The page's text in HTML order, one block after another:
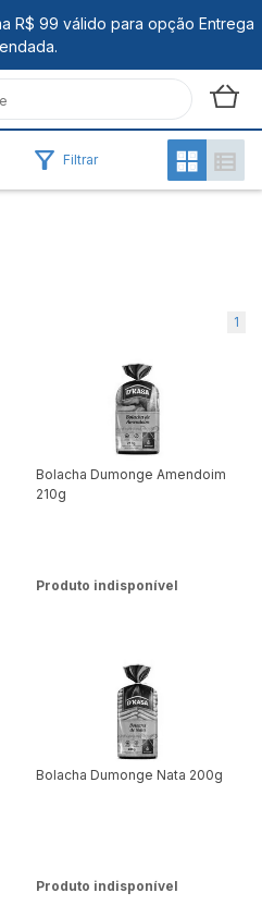
Filtrar
1
Bolacha Dumonge Amendoim
210g
Produto indisponível
Bolacha Dumonge Nata 200g
Produto indisponível